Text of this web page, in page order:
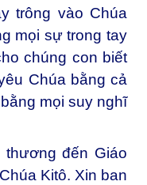
trông vào Chúa
mọi sự trong tay
chúng con biết
Chúa bằng cả
mọi suy nghĩ
thương đến Giáo
Kitô. Xin ban